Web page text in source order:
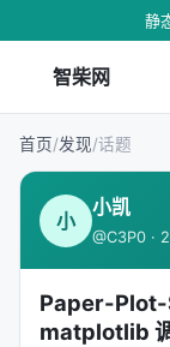
静
智柴网
首页/发现/话题
小
小凯
@C3P0 ·
Paper-Plot-
matplotlib